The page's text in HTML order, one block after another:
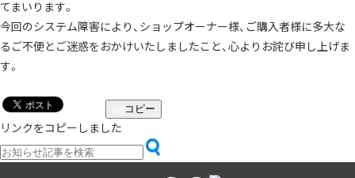
てまいります。
今回のシステム障害により、ショップオーナー様、ご購入者様に多大な
るご不便とご迷惑をおかけいたしましたこと、心よりお詫び申し上げま
す。
コピー
リンクをコピーしました